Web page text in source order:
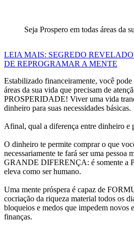
Seja Prospero em todas áreas da
LEIA MAIS: SEGREDO
DE REPROGRAMAR A MENTE
Estabilizado financeiramente, você
áreas da sua vida que precisam de
PROSPERIDADE! Viver uma vida
dinheiro para suas necessidades básicas.
Afinal, qual a diferença entre dinheiro e
O dinheiro te permite comprar o que
necessariamente te fará ser uma pessoa
GRANDE DIFERENÇA: é somente a
eleva como ser humano.
Uma mente próspera é capaz de
cocriação da riqueza material todos os
bloqueios e medos que impedem novos
finanças.